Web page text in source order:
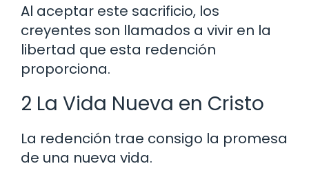
Al aceptar este sacrificio, los
creyentes son llamados a vivir en la
libertad que esta redención
proporciona.
2 La Vida Nueva en Cristo
La redención trae consigo la promesa
de una nueva vida.